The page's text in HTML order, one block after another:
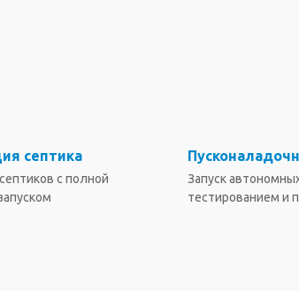
септика
с полной
Запуск
тестированием и